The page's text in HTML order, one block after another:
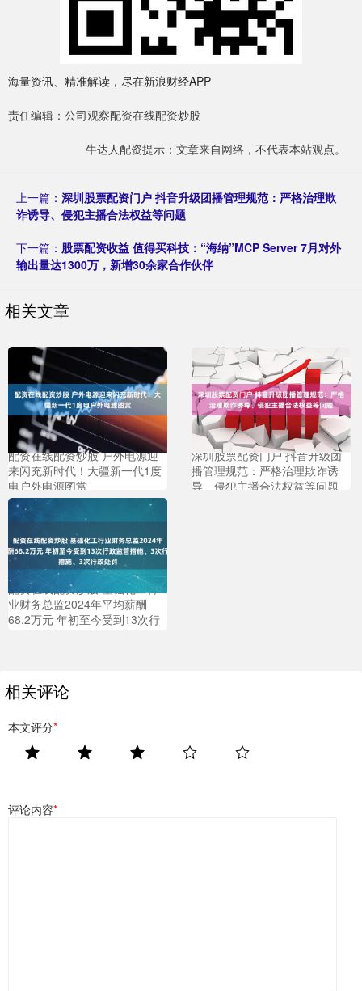
海量资讯、精准解读，尽在新浪财经APP
责任编辑：公司观察配资在线配资炒股
牛达人配资提示：文章来自网络，不代表本站观点。
上一篇： 深圳股票配资门户 抖音升级团播管理规范：严格治理欺
诈诱导、侵犯主播合法权益等问题
下一篇： 股票配资收益 值得买科技：“海纳”MCP Server 7月对外
输出量达1300万，新增30余家合作伙伴
相关文章
配资在线配资炒股 户外电源迎
来闪充新时代！大疆新一代1度
电户外电源图赏
深圳股票配资门户 抖音升级团
播管理规范：严格治理欺诈诱
导、侵犯主播合法权益等问题
配资在线配资炒股 基础化工行
业财务总监2024年平均薪酬
68.2万元 年初至今受到13次行
政监管措施、3次行政处罚
相关评论
本文评分*
评论内容*